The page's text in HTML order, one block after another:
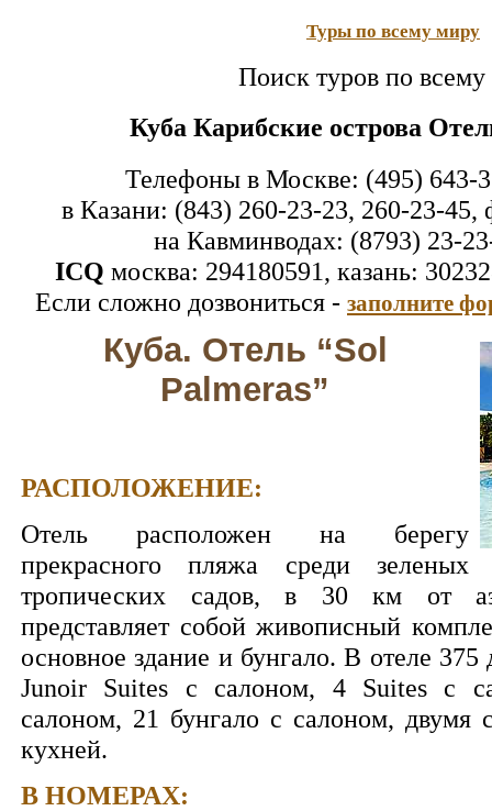
Туры по всему миру
Поиск туров по
Куба Карибские острова
Телефоны в Москве: (495) 643-
в Казани: (843) 260-23-23, 260-23-45,
на Кавминводах: (8793) 23-
ICQ москва: 294180591, казань:
Если сложно дозвониться - заполните
Куба. Отель “Sol
Palmeras”
РАСПОЛОЖЕНИЕ:
Отель расположен на берегу
прекрасного пляжа среди зеленых
тропических садов, в 30 км от
представляет собой живописный
основное здание и бунгало. В отеле
Junoir Suites с салоном, 4 Suites с
салоном, 21 бунгало с салоном, двумя
кухней.
В НОМЕРАХ: